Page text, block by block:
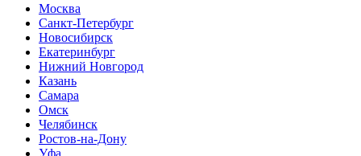
Москва
Санкт-Петербург
Новосибирск
Екатеринбург
Нижний Новгород
Казань
Самара
Омск
Челябинск
Ростов-на-Дону
Уфа